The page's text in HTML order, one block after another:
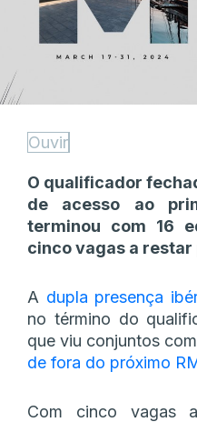
Ouvir
O qualificador
de acesso ao
terminou com 16
cinco vagas a restar
A dupla presença
no término do
que viu conjuntos
de fora do próximo
Com cinco vagas